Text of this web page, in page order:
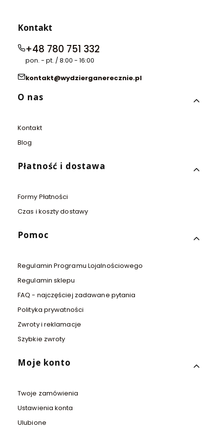
Kontakt
+48 780 751 332
pon. - pt. / 8:00 - 16:00
kontakt@wydzierganerecznie.pl
Linki w stopce
O nas
Kontakt
Blog
Płatność i dostawa
Formy Płatności
Czas i koszty dostawy
Pomoc
Regulamin Programu Lojalnościowego
Regulamin sklepu
FAQ - najczęściej zadawane pytania
Polityka prywatności
Zwroty i reklamacje
Szybkie zwroty
Moje konto
Twoje zamówienia
Ustawienia konta
Ulubione